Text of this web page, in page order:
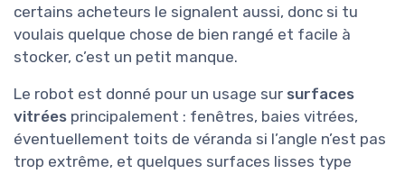
certains acheteurs le signalent aussi, donc si tu
voulais quelque chose de bien rangé et facile à
stocker, c’est un petit manque.
Le robot est donné pour un usage sur surfaces
vitrées principalement : fenêtres, baies vitrées,
éventuellement toits de véranda si l’angle n’est pas
trop extrême, et quelques surfaces lisses type